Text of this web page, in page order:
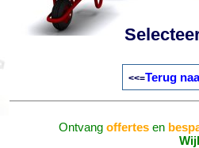
<<=Terug
Ontvang offertesen